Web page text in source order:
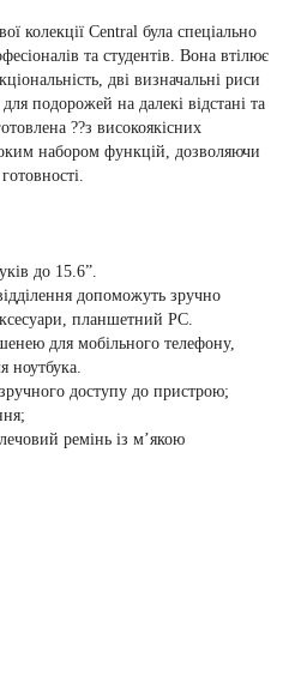
колекції Central була спеціально
та студентів. Вона втілює
дві визначальні риси
подорожей на далекі відстані та
??з високоякісних
набором функцій, дозволяючи
до 15.6”.
допоможуть зручно
планшетний PC.
для мобільного телефону,
ноутбука.
доступу до пристрою;
ремінь із м’якою